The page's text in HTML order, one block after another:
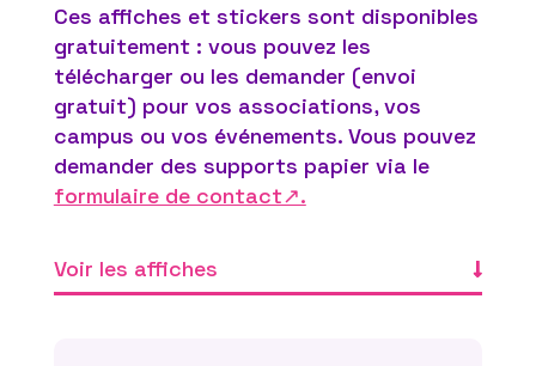
Ces affiches et stickers sont disponibles
gratuitement : vous pouvez les
télécharger ou les demander (envoi
gratuit) pour vos associations, vos
campus ou vos événements. Vous pouvez
demander des supports papier via le
formulaire de contact↗.
Voir les affiches